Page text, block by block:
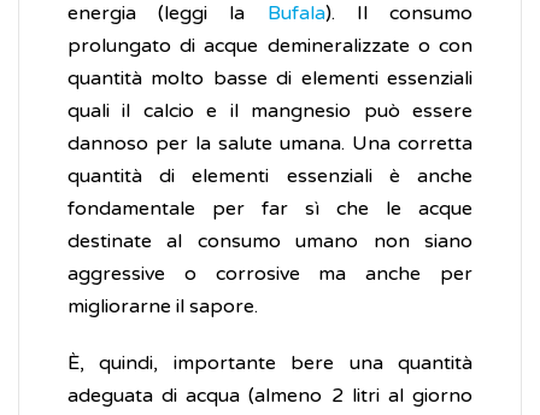
energia (leggi la Bufala). Il consumo
prolungato di acque demineralizzate o con
quantità molto basse di elementi essenziali
quali il calcio e il mangnesio può essere
dannoso per la salute umana. Una corretta
quantità di elementi essenziali è anche
fondamentale per far sì che le acque
destinate al consumo umano non siano
aggressive o corrosive ma anche per
migliorarne il sapore.
È, quindi, importante bere una quantità
adeguata di acqua (almeno 2 litri al giorno